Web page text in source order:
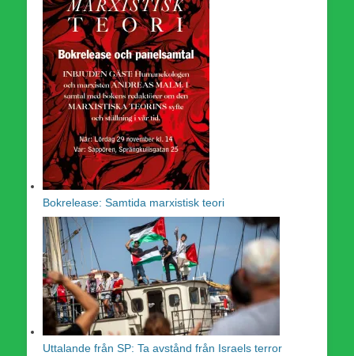
Bokrelease: Samtida marxistisk teori
Uttalande från SP: Ta avstånd från Israels terror